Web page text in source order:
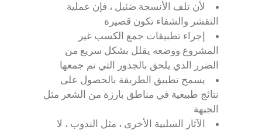
لأن تلف الأنسجة ضئيل ، فإن عملية
التقشر والشفاء تكون قصيرة
إجراء تطبيقات جمع الكسب غير
المشروع ووضعه يقلل بشكل سريع من
الضرر الذي يلحق بالجذور التي تم جمعها
يسمح تطبيق الطريقة بالحصول على
نتائج طبيعية في مناطق بارزة من الشعر مثل
الجبهة
الآثار السلبية الأخرى ، مثل الندوب ، لا